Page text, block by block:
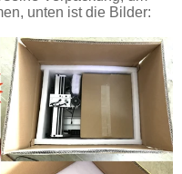
unten ist die Bilder: